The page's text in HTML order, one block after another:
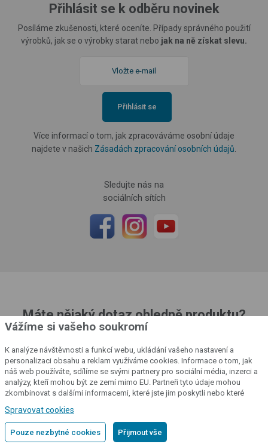
Přihlásit se k odběru novinek
Posíláme zkušenosti, které oceníte. Případy správného použití
výrobků, jak se o výrobky starat nebo jak na ně získat slevu.
Přihlásit se
Více informací o tom, jak zpracováváme osobní údaje
najdete v našich Zásadách zpracování osobních údajů
Sledujte nás na
sociálních sítích
Máte nějaký dotaz ohledně produktu?
Ozvěte se nám
Technická podpora /Po - Pá: 8 - 16 hod.
Milan Vacek
+420730 830 393
Vážíme si vašeho soukromí
K analýze návštěvnosti a funkcí webu, ukládání vašeho nastavení a
personalizaci obsahu a reklam využíváme cookies. Informace o tom, jak
náš web používáte, sdílíme se svými partnery pro sociální média, inzerci a
analýzy, kteří mohou být ze zemí mimo EU. Partneři tyto údaje mohou
zkombinovat s dalšími informacemi, které jste jim poskytli nebo které
Spravovat cookies
Pouze nezbytné cookies Přijmout vše